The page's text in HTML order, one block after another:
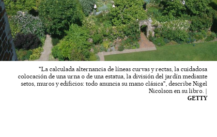
"La calculada alternancia de líneas curvas y rectas, la cuidadosa
colocación de una urna o de una estatua, la división del jardín mediante
setos, muros y edificios: todo anuncia su mano clásica", describe Nigel
Nicolson en su libro. |
GETTY